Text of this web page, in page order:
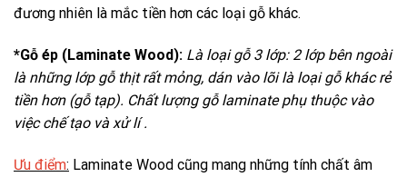
đương nhiên là mắc tiền hơn các loại gỗ khác.
*Gỗ ép (Laminate Wood): Là loại gỗ 3 lớp: 2 lớp bên ngoài
là những lớp gỗ thịt rất mỏng, dán vào lõi là loại gỗ khác rẻ
tiền hơn (gỗ tạp). Chất lượng gỗ laminate phụ thuộc vào
việc chế tạo và xử lí .
Ưu điểm: Laminate Wood cũng mang những tính chất âm